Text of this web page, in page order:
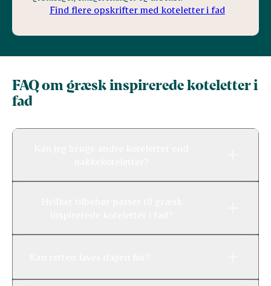
Find flere opskrifter med koteletter i fad
FAQ om græsk inspirerede koteletter i
fad